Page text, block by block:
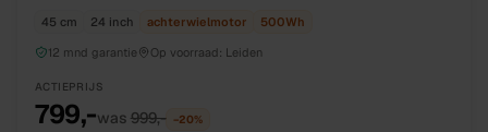
45 cm 24 inch achterwielmotor 500Wh
12 mnd garantie
Op voorraad: Leiden
ACTIEPRIJS
799,-was 999,- −20%